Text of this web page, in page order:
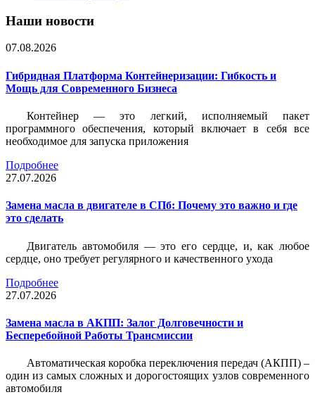
Наши новости
07.08.2026
Гибридная Платформа Контейнеризации: Гибкость и
Мощь для Современного Бизнеса
Контейнер — это легкий, исполняемый пакет
программного обеспечения, который включает в себя все
необходимое для запуска приложения
Подробнее
27.07.2026
Замена масла в двигателе в СПб: Почему это важно и где
это сделать
Двигатель автомобиля — это его сердце, и, как любое
сердце, оно требует регулярного и качественного ухода
Подробнее
27.07.2026
Замена масла в АКПП: Залог Долговечности и
Бесперебойной Работы Трансмиссии
Автоматическая коробка переключения передач (АКПП) –
один из самых сложных и дорогостоящих узлов современного
автомобиля